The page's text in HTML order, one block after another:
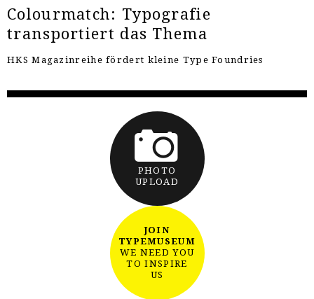
Colourmatch: Typografie
transportiert das Thema
HKS Magazinreihe fördert kleine Type Foundries
PHOTO
UPLOAD
JOIN
TYPEMUSEUM
WE NEED YOU
TO INSPIRE
US